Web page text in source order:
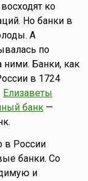
ко
Но банки в
А
по
ними. Банки, как
в 1724
Елизаветы
банк—
в России
банки. Со
и